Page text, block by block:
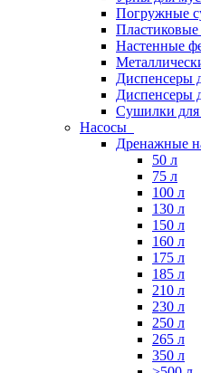
Погружные
Настенные
Диспенсеры
Диспенсеры
Сушилки для
Насосы
Дренажные
50 л
75 л
100 л
130 л
150 л
160 л
175 л
185 л
210 л
230 л
250 л
265 л
350 л